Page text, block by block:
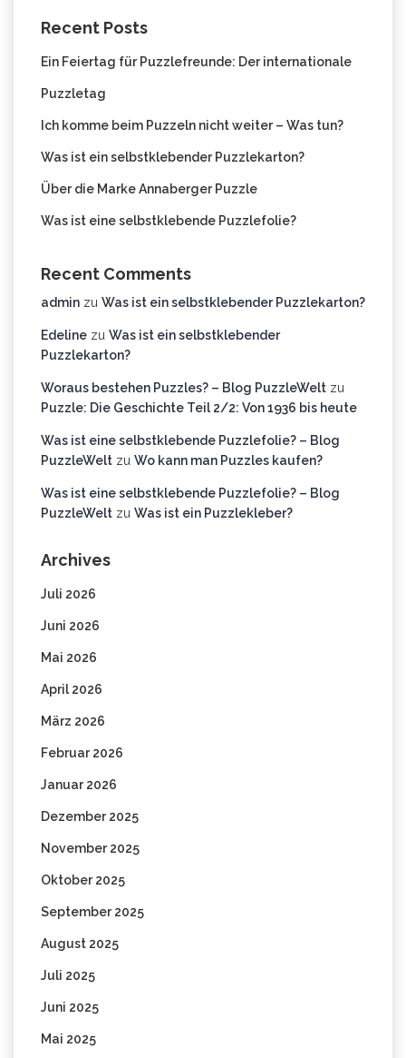
Recent Posts
Ein Feiertag für Puzzlefreunde: Der internationale
Puzzletag
Ich komme beim Puzzeln nicht weiter – Was tun?
Was ist ein selbstklebender Puzzlekarton?
Über die Marke Annaberger Puzzle
Was ist eine selbstklebende Puzzlefolie?
Recent Comments
admin zu Was ist ein selbstklebender Puzzlekarton?
Edeline zu Was ist ein selbstklebender
Puzzlekarton?
Woraus bestehen Puzzles? – Blog PuzzleWelt zu
Puzzle: Die Geschichte Teil 2/2: Von 1936 bis heute
Was ist eine selbstklebende Puzzlefolie? – Blog
PuzzleWelt zu Wo kann man Puzzles kaufen?
Was ist eine selbstklebende Puzzlefolie? – Blog
PuzzleWelt zu Was ist ein Puzzlekleber?
Archives
Juli 2026
Juni 2026
Mai 2026
April 2026
März 2026
Februar 2026
Januar 2026
Dezember 2025
November 2025
Oktober 2025
September 2025
August 2025
Juli 2025
Juni 2025
Mai 2025